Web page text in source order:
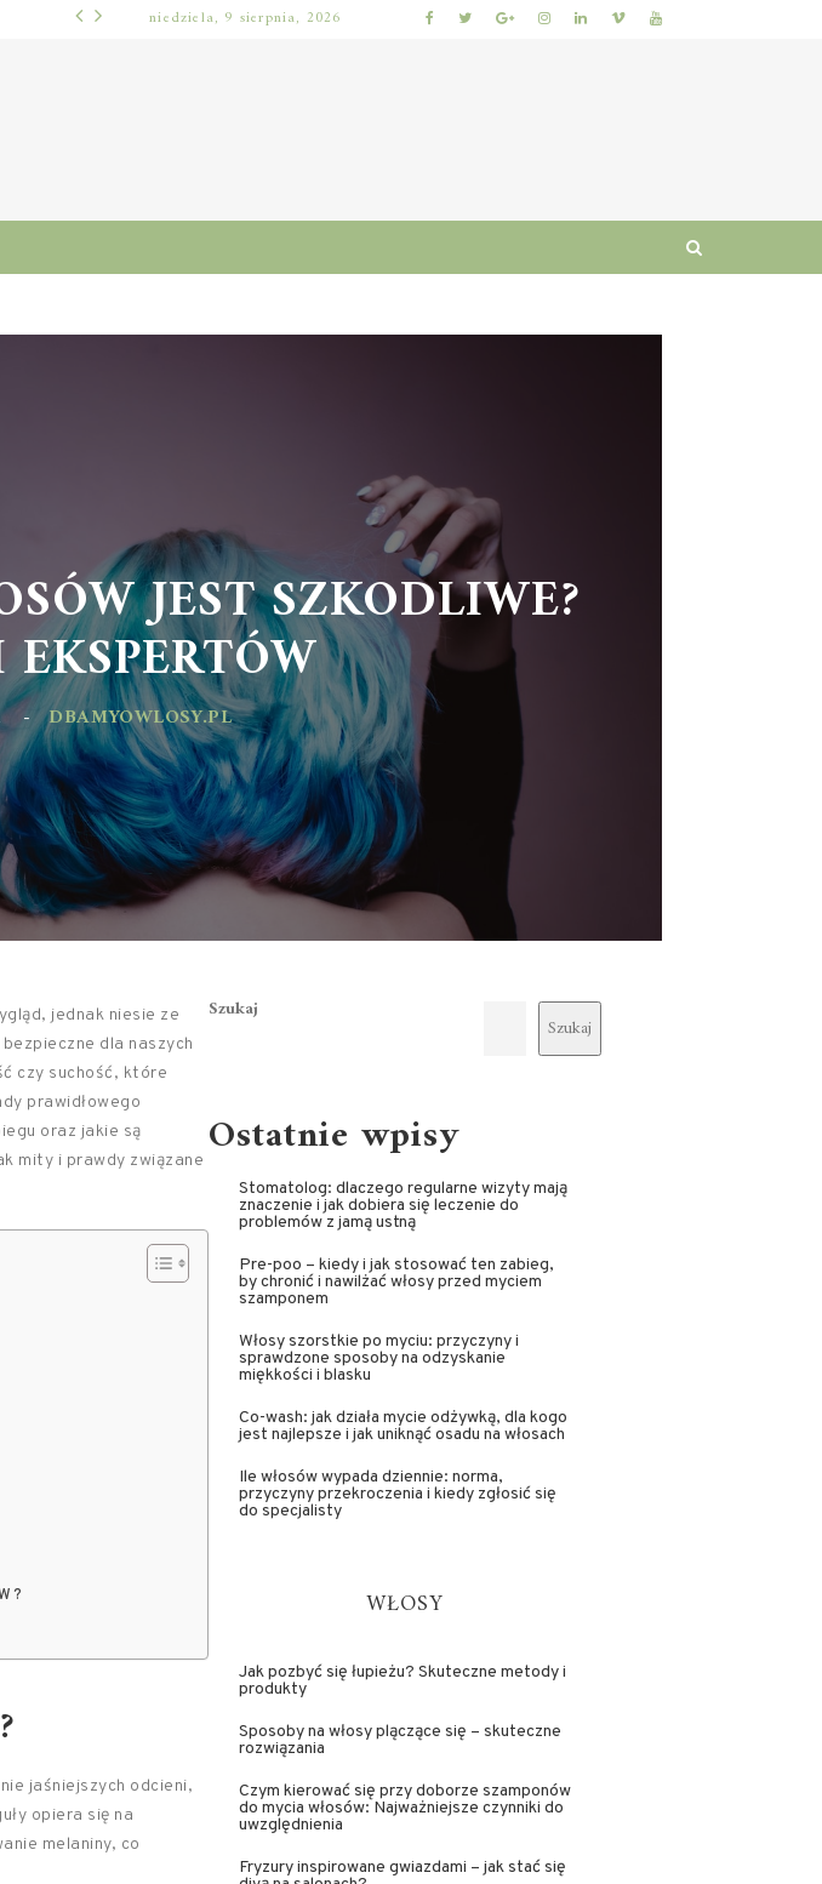
WŁOSY – PIELĘGNACJA I RUTYNA
niedziela, 9 sierpnia, 2026
JEST SZKODLIWE?
- DBAMYOWLOSY.PL
jednak niesie ze
dla naszych
czy suchość, które
prawidłowego
oraz jakie są
mity i prawdy związane
jaśniejszych odcieni,
opiera się na
melaniny, co
Szukaj
Szukaj
Ostatnie wpisy
Stomatolog: dlaczego regularne wizyty mają
znaczenie i jak dobiera się leczenie do
problemów z jamą ustną
Pre-poo – kiedy i jak stosować ten zabieg,
by chronić i nawilżać włosy przed myciem
szamponem
Włosy szorstkie po myciu: przyczyny i
sprawdzone sposoby na odzyskanie
miękkości i blasku
Co-wash: jak działa mycie odżywką, dla kogo
jest najlepsze i jak uniknąć osadu na włosach
Ile włosów wypada dziennie: norma,
przyczyny przekroczenia i kiedy zgłosić się
do specjalisty
WŁOSY
Jak pozbyć się łupieżu? Skuteczne metody i
produkty
Sposoby na włosy plączące się – skuteczne
rozwiązania
Czym kierować się przy doborze szamponów
do mycia włosów: Najważniejsze czynniki do
uwzględnienia
Fryzury inspirowane gwiazdami – jak stać się